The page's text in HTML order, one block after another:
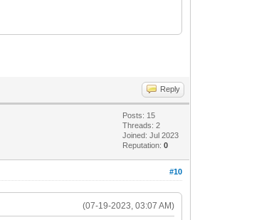
Reply
Posts: 15
Threads: 2
Joined: Jul 2023
Reputation:0
#10
(07-19-2023, 03:07 AM)